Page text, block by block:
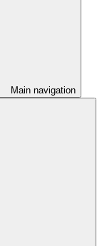
Main navigation